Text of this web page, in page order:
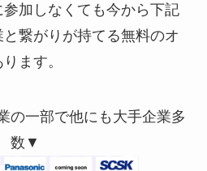
加しなくても今から下記
繋がりが持てる無料のオ
ます。
の一部で他にも大手企業多
数▼